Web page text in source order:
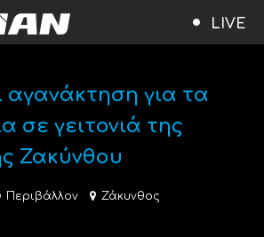
LIVE
αγανάκτηση για τα
σε γειτονιά της
Ζακύνθου
Περιβάλλον Ζάκυνθος